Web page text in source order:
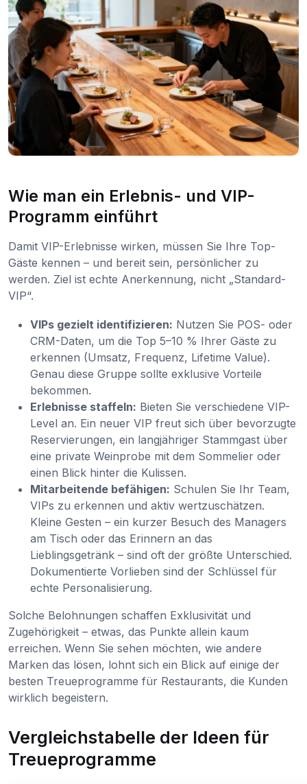
Wie man ein Erlebnis- und VIP-
Programm einführt
Damit VIP-Erlebnisse wirken, müssen Sie Ihre Top-
Gäste kennen – und bereit sein, persönlicher zu
werden. Ziel ist echte Anerkennung, nicht „Standard-
VIP“.
VIPs gezielt identifizieren: Nutzen Sie POS- oder
CRM-Daten, um die Top 5–10 % Ihrer Gäste zu
erkennen (Umsatz, Frequenz, Lifetime Value).
Genau diese Gruppe sollte exklusive Vorteile
bekommen.
Erlebnisse staffeln: Bieten Sie verschiedene VIP-
Level an. Ein neuer VIP freut sich über bevorzugte
Reservierungen, ein langjähriger Stammgast über
eine private Weinprobe mit dem Sommelier oder
einen Blick hinter die Kulissen.
Mitarbeitende befähigen: Schulen Sie Ihr Team,
VIPs zu erkennen und aktiv wertzuschätzen.
Kleine Gesten – ein kurzer Besuch des Managers
am Tisch oder das Erinnern an das
Lieblingsgetränk – sind oft der größte Unterschied.
Dokumentierte Vorlieben sind der Schlüssel für
echte Personalisierung.
Solche Belohnungen schaffen Exklusivität und
Zugehörigkeit – etwas, das Punkte allein kaum
erreichen. Wenn Sie sehen möchten, wie andere
Marken das lösen, lohnt sich ein Blick auf einige der
besten Treueprogramme für Restaurants, die Kunden
wirklich begeistern.
Vergleichstabelle der Ideen für
Treueprogramme